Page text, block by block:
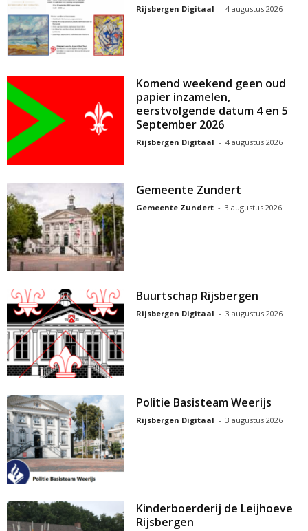
Rijsbergen Digitaal - 4 augustus 2026
Komend weekend geen oud
papier inzamelen,
eerstvolgende datum 4 en 5
September 2026
Rijsbergen Digitaal - 4 augustus 2026
Gemeente Zundert
Gemeente Zundert - 3 augustus 2026
Buurtschap Rijsbergen
Rijsbergen Digitaal - 3 augustus 2026
Politie Basisteam Weerijs
Rijsbergen Digitaal - 3 augustus 2026
Kinderboerderij de Leijhoeve
Rijsbergen